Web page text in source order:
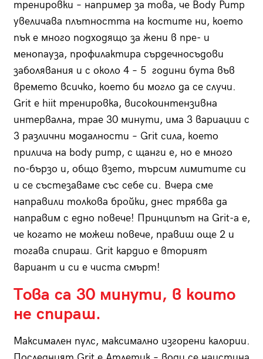
тренировки – например за това, че Body Pump
увеличава плътността на костите ни, което
пък е много подходящо за жени в пре- и
менопауза, профилактира сърдечносъдови
заболявания и с около 4 – 5 години бута във
времето всичко, което би могло да се случи.
Grit е hiit тренировка, високоинтензивна
интервална, трае 30 минути, има 3 вариации с
3 различни модалности – Grit сила, което
прилича на body pump, с щанги е, но е много
по-бързо и, общо взето, търсим лимитите си
и се състезаваме със себе си. Вчера сме
направили толкова бройки, днес трябва да
направим с едно повече! Принципът на Grit-a е,
че когато не можеш повече, правиш още 2 и
тогава спираш. Grit кардио е вторият
вариант и си е чиста смърт!
Това са 30 минути, в които
не спираш.
Максимален пулс, максимално изгорени калории.